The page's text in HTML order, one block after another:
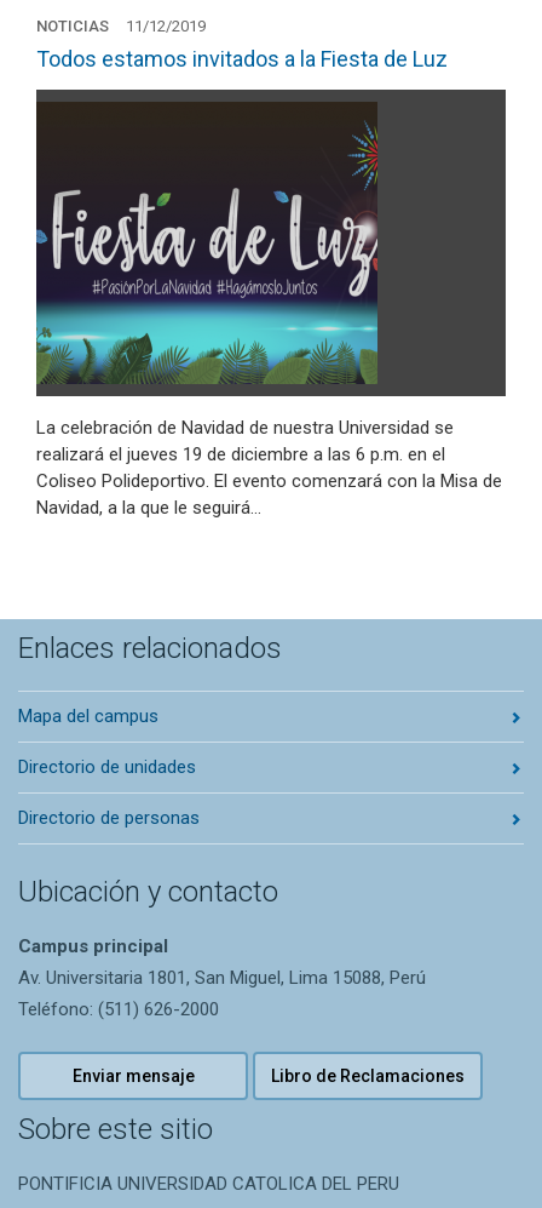
NOTICIAS 11/12/2019
Todos estamos invitados a la Fiesta de Luz
La celebración de Navidad de nuestra Universidad se
realizará el jueves 19 de diciembre a las 6 p.m. en el
Coliseo Polideportivo. El evento comenzará con la Misa de
Navidad, a la que le seguirá…
Enlaces relacionados
Mapa del campus
Directorio de unidades
Directorio de personas
Ubicación y contacto
Campus principal
Av. Universitaria 1801, San Miguel, Lima 15088, Perú
Teléfono: (511) 626-2000
Enviar mensaje Libro de Reclamaciones
Sobre este sitio
PONTIFICIA UNIVERSIDAD CATOLICA DEL PERU